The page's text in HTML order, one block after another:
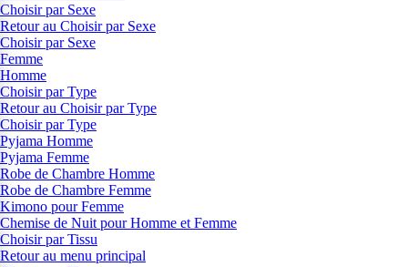
Choisir par Sexe
Retour au Choisir par Sexe
Choisir par Sexe
Femme
Homme
Choisir par Type
Retour au Choisir par Type
Choisir par Type
Pyjama Homme
Pyjama Femme
Robe de Chambre Homme
Robe de Chambre Femme
Kimono pour Femme
Chemise de Nuit pour Homme et Femme
Choisir par Tissu
Retour au menu principal